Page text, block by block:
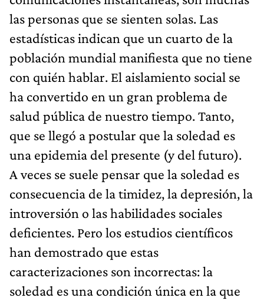
las personas que se sienten solas. Las
estadísticas indican que un cuarto de la
población mundial manifiesta que no tiene
con quién hablar. El aislamiento social se
ha convertido en un gran problema de
salud pública de nuestro tiempo. Tanto,
que se llegó a postular que la soledad es
una epidemia del presente (y del futuro).
A veces se suele pensar que la soledad es
consecuencia de la timidez, la depresión, la
introversión o las habilidades sociales
deficientes. Pero los estudios científicos
han demostrado que estas
caracterizaciones son incorrectas: la
soledad es una condición única en la que